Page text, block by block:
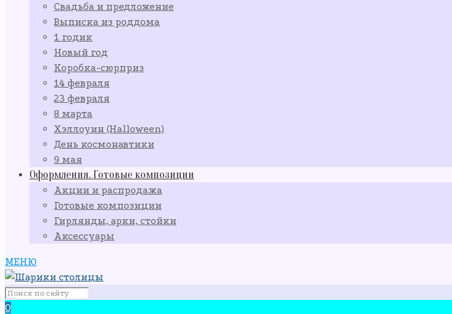
Свадьба и предложение
Выписка из роддома
1 годик
Новый год
Коробка-сюрприз
14 февраля
23 февраля
8 марта
Хэллоуин (Halloween)
День космонавтики
9 мая
Оформления. Готовые композиции
Акции и распродажа
Готовые композиции
Гирлянды, арки, стойки
Аксессуары
МЕНЮ
0